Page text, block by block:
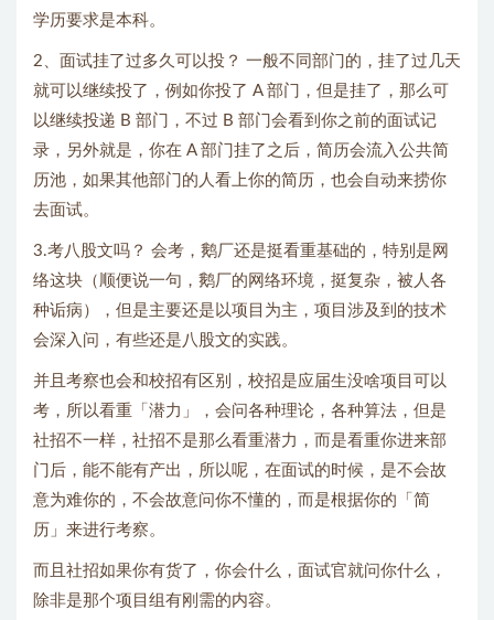
学历要求是本科。
2、面试挂了过多久可以投？ 一般不同部门的，挂了过几天
就可以继续投了，例如你投了 A 部门，但是挂了，那么可
以继续投递 B 部门，不过 B 部门会看到你之前的面试记
录，另外就是，你在 A 部门挂了之后，简历会流入公共简
历池，如果其他部门的人看上你的简历，也会自动来捞你
去面试。
3.考八股文吗？ 会考，鹅厂还是挺看重基础的，特别是网
络这块（顺便说一句，鹅厂的网络环境，挺复杂，被人各
种诟病），但是主要还是以项目为主，项目涉及到的技术
会深入问，有些还是八股文的实践。
并且考察也会和校招有区别，校招是应届生没啥项目可以
考，所以看重「潜力」，会问各种理论，各种算法，但是
社招不一样，社招不是那么看重潜力，而是看重你进来部
门后，能不能有产出，所以呢，在面试的时候，是不会故
意为难你的，不会故意问你不懂的，而是根据你的「简
历」来进行考察。
而且社招如果你有货了，你会什么，面试官就问你什么，
除非是那个项目组有刚需的内容。